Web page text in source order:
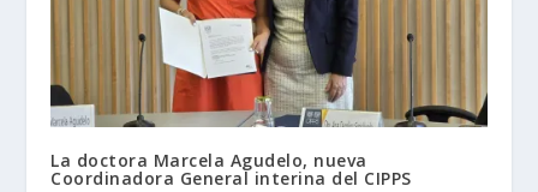
La doctora Marcela Agudelo, nueva
Coordinadora General interina del CIPPS